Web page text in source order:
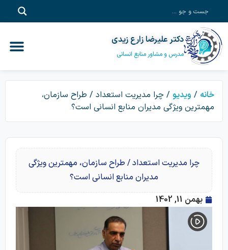
دکتر علیرضا زارع زیدی
مدرس و مشاور منابع انسانی
خانه / ویدیو / چرا مدیریت استعداد / طراح سازمان،
مهمترین ویژگی مدیران منابع انسانی است؟
چرا مدیریت استعداد / طراح سازمان، مهمترین ویژگی
مدیران منابع انسانی است؟
بهمن 11, 1402